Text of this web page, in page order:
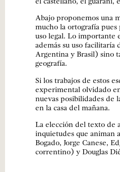
Abajo proponemos una
mucho la ortografía
uso legal. Lo importante
además su uso facilitaría
Argentina y Brasil) sino
geografía.
Si los trabajos de estos
experimental olvidado
nuevas posibilidades de
en la casa del mañana.
La elección del texto de
inquietudes que animan
Bogado, Jorge Canese,
correntino) y Douglas